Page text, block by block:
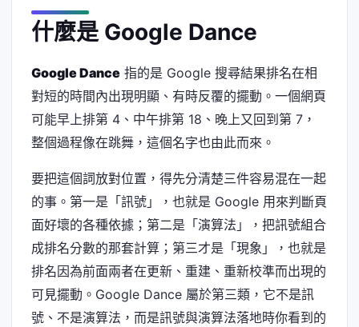
什麼是 Google Dance
Google Dance 指的是 Google 搜尋結果排名在相
對短的時間內出現明顯、有時反覆的擺動。一個網頁
可能早上排第 4、中午排第 18、晚上又回到第 7，
整個過程像在跳舞，這個名字也由此而來。
要把這個詞放對位置，得先分清楚三件容易混在一起
的事。第一是「訊號」，也就是 Google 用來判斷頁
面好壞的各種依據；第二是「演算法」，把訊號組合
成排名分數的那套計算；第三才是「現象」，也就是
排名因為前面兩者在更新、重建、重新校準而出現的
可見擺動。Google Dance 屬於第三類，它不是訊
號、不是演算法，而是訊號與演算法落地時你看到的